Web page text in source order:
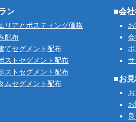
ン
リアとポスティング価格
配布
てセグメント配布
ストセグメント配布
ストセグメント配布
ムセグメント配布
■会
■お